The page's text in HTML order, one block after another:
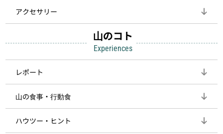
アクセサリー
山のコト
Experiences
レポート
山の食事・行動食
ハウツー・ヒント